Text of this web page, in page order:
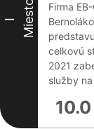
I Miesto
Firma
celkovú
2021
služby
10.0